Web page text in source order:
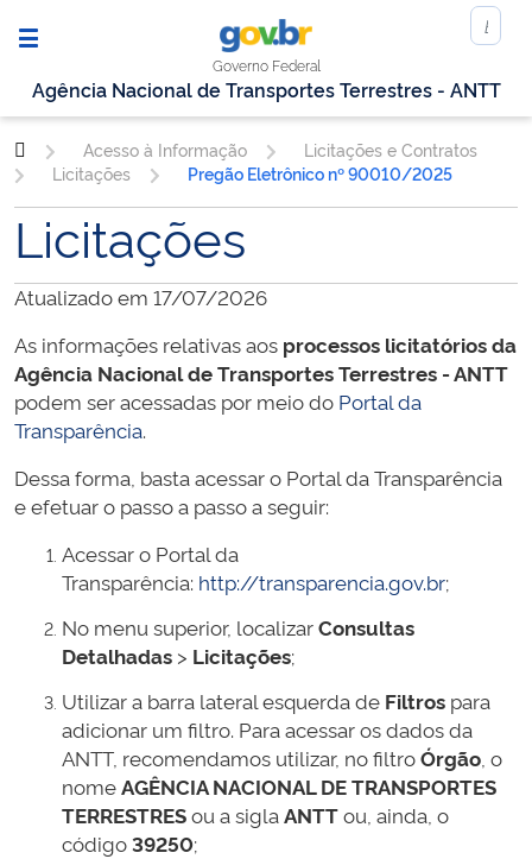
Governo Federal
Agência Nacional de Transportes Terrestres - ANTT
Acesso à Informação
Licitações e Contratos
Licitações
Pregão Eletrônico nº 90010/2025
Licitações
Atualizado em 17/07/2026
As informações relativas aos processos licitatórios da
Agência Nacional de Transportes Terrestres - ANTT
podem ser acessadas por meio do Portal da
Transparência.
Dessa forma, basta acessar o Portal da Transparência
e efetuar o passo a passo a seguir:
Acessar o Portal da
Transparência: http://transparencia.gov.br;
No menu superior, localizarConsultas
Detalhadas > Licitações;
Utilizar a barra lateral esquerda de Filtros para
adicionar um filtro. Para acessar os dados da
ANTT, recomendamos utilizar, no filtroÓrgão , o
nomeAGÊNCIA NACIONAL DE TRANSPORTES
TERRESTRESou a siglaANTTou, ainda, o
código39250;